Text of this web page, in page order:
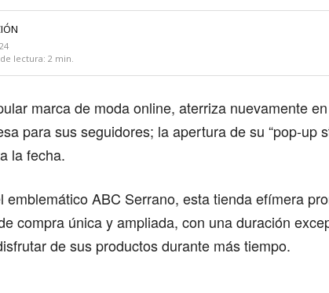
lectura: 2 min.
marca de moda online, aterriza nuevamente
para sus seguidores; la apertura de su “pop-up
la fecha.
emblemático ABC Serrano, esta tienda efímera
compra única y ampliada, con una duración
de sus productos durante más tiempo.